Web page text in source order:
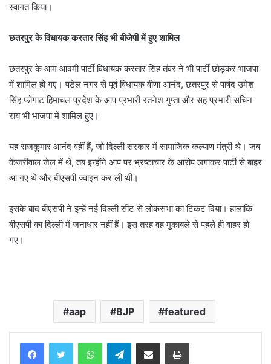
स्वागत किया।
छतरपुर के विधायक करतार सिंह भी बीजेपी में हुए शामिल
छतरपुर के आम आदमी पार्टी विधायक करतार सिंह तंवर ने भी पार्टी छोड़कर भाजपा
में शामिल हो गए। पटेल नगर से पूर्व विधायक वीणा आनंद, छतरपुर से पार्षद उमेश
सिंह फोगाट हिमाचल प्रदेश के आप प्रभारी रतनेश गुप्ता और सह प्रभारी सचिन
राय भी भाजपा में शामिल हुए।
यह राजकुमार आनंद वहीं हैं, जो दिल्ली सरकार में सामाजिक कल्याण मंत्री थे। जब
केजरीवाल जेल में थे, तब इन्होंने आप पर भ्रष्टाचार के आरोप लगाकर पार्टी से बाहर
आ गए थे और बीएसपी ज्वाइन कर ली थी।
इसके बाद बीएसपी ने इन्हें नई दिल्ली सीट से लोकसभा का टिकट दिया। हालांकि
बीएसपी का दिल्ली में जनाधार नहीं हैं। इस तरह वह मुकाबले से पहले ही बाहर हो
गए।
aap BJP featured
WhatsAppTelegramShare via Email Print